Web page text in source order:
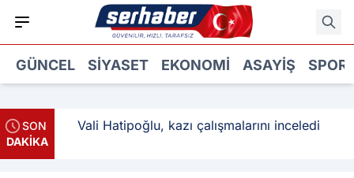
GÜNCEL SIYASET EKONOMI ASAYIŞ SPOR
SON
DAKİKA
3 Vali Hatipoğlu, kazı çalışmalarını inceledi